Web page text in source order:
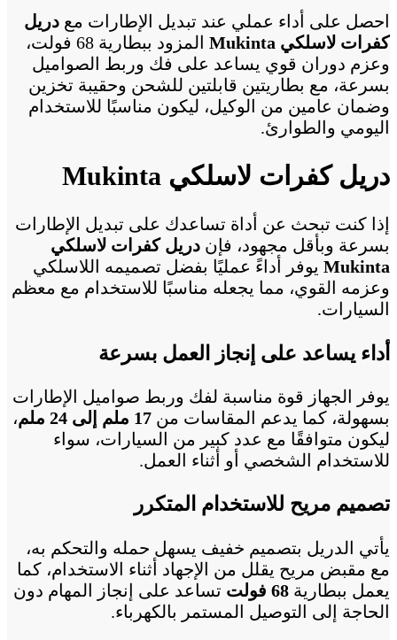
احصل على أداء عملي عند تبديل الإطارات مع دريل
كفرات لاسلكي Mukinta
المزود ببطارية 68 فولت،
وعزم دوران قوي يساعد على فك وربط الصواميل
بسرعة، مع بطاريتين قابلتين للشحن وحقيبة تخزين
وضمان عامين من الوكيل، ليكون مناسبًا للاستخدام
اليومي والطوارئ.
دريل كفرات لاسلكي Mukinta
إذا كنت تبحث عن أداة تساعدك على تبديل الإطارات
بسرعة وبأقل مجهود، فإن دريل كفرات لاسلكي
Mukinta يوفر أداءً عمليًا بفضل تصميمه اللاسلكي
وعزمه القوي، مما يجعله مناسبًا للاستخدام مع معظم
السيارات.
أداء يساعد على إنجاز العمل بسرعة
يوفر الجهاز قوة مناسبة لفك وربط صواميل الإطارات
بسهولة، كما يدعم المقاسات من 17 ملم إلى 24 ملم
،
ليكون متوافقًا مع عدد كبير من السيارات، سواء
للاستخدام الشخصي أو أثناء العمل.
تصميم مريح للاستخدام المتكرر
يأتي الدريل بتصميم خفيف يسهل حمله والتحكم به،
مع مقبض مريح يقلل من الإجهاد أثناء الاستخدام، كما
يعمل ببطارية 68 فولت
تساعد على إنجاز المهام دون
الحاجة إلى التوصيل المستمر بالكهرباء.